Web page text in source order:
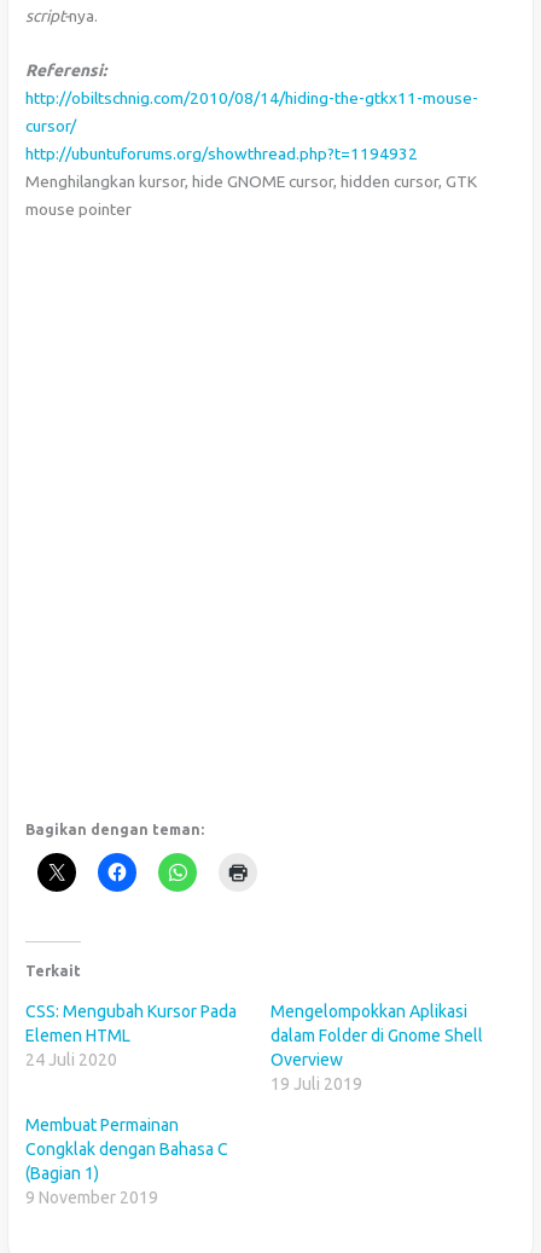
script-nya.
Referensi:
http://obiltschnig.com/2010/08/14/hiding-the-gtkx11-mouse-
cursor/
http://ubuntuforums.org/showthread.php?t=1194932
Menghilangkan kursor, hide GNOME cursor, hidden cursor, GTK
mouse pointer
Bagikan dengan teman:
Terkait
CSS: Mengubah Kursor Pada
Elemen HTML
24 Juli 2020
Mengelompokkan Aplikasi
dalam Folder di Gnome Shell
Overview
19 Juli 2019
Membuat Permainan
Congklak dengan Bahasa C
(Bagian 1)
9 November 2019